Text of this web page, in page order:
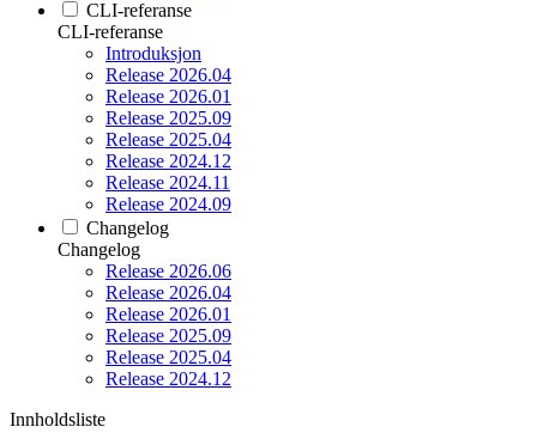
CLI-referanse
CLI-referanse
Introduksjon
Release 2026.04
Release 2026.01
Release 2025.09
Release 2025.04
Release 2024.12
Release 2024.11
Release 2024.09
Changelog
Changelog
Release 2026.06
Release 2026.04
Release 2026.01
Release 2025.09
Release 2025.04
Release 2024.12
Innholdsliste